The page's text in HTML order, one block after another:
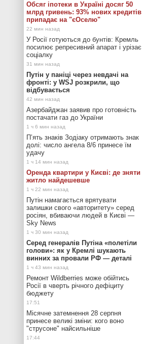
Обсяг іпотеки в Україні досяг 50
млрд гривень: 93% нових кредитів
припадає на "єОселю"
У Росії готуються до бунтів: Кремль
посилює репресивний апарат і урізає
соціалку
Путін у паніці через невдачі на
фронті: у WSJ розкрили, що
відбувається
Азербайджан заявив про готовність
постачати газ до України
П’ять знаків Зодіаку отримають знак
долі: число ангела 8/6 принесе їм
удачу
Оренда квартири у Києві: де зняти
житло найдешевше
Путін намагається врятувати
залишки свого «авторитету» серед
росіян, вбиваючи людей в Києві —
Sky News
Серед генералів Путіна «полетіли
голови»: як у Кремлі шукають
винних за провали РФ — деталі
Ремонт Wildberries може обійтись
Росії в чверть річного дефіциту
бюджету
Місячне затемнення 28 серпня
принесе великі зміни: кого воно
"струсоне" найсильніше